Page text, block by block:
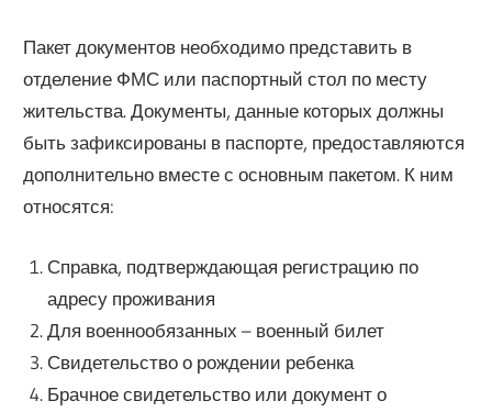
Пакет документов необходимо представить в
отделение ФМС или паспортный стол по месту
жительства. Документы, данные которых должны
быть зафиксированы в паспорте, предоставляются
дополнительно вместе с основным пакетом. К ним
относятся:
Справка, подтверждающая регистрацию по
адресу проживания
Для военнообязанных – военный билет
Свидетельство о рождении ребенка
Брачное свидетельство или документ о